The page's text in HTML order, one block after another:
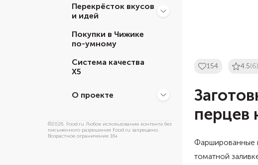
Перекрёсток вкусов
и идей
Покупки в Чижике
по-умному
Система качества
Х5
О проекте
©2026, Food.ru Любое использование контента без
письменного разрешения Food.ru запрещено.
Возрастное ограничение 16+
154 4.5(6)
перцев
Фаршированные
томатной